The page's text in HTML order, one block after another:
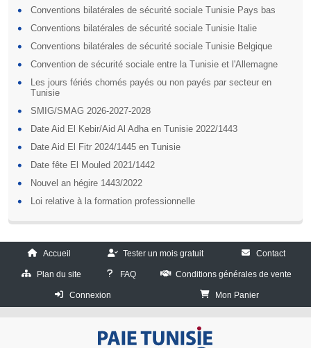
Conventions bilatérales de sécurité sociale Tunisie Pays bas
Conventions bilatérales de sécurité sociale Tunisie Italie
Conventions bilatérales de sécurité sociale Tunisie Belgique
Convention de sécurité sociale entre la Tunisie et l'Allemagne
Les jours fériés chomés payés ou non payés par secteur en
Tunisie
SMIG/SMAG 2026-2027-2028
Date Aid El Kebir/Aid Al Adha en Tunisie 2022/1443
Date Aid El Fitr 2024/1445 en Tunisie
Date fête El Mouled 2021/1442
Nouvel an hégire 1443/2022
Loi relative à la formation professionnelle
Accueil Tester un mois gratuit Contact
Plan du site FAQ Conditions générales de vente
Connexion Mon Panier